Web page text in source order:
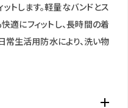
トします。軽量なバンドとス
適にフィットし、長時間の着
常生活用防水により、洗い物